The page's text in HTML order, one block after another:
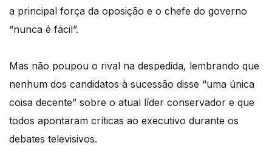
a principal força da oposição e o chefe do governo
“nunca é fácil”.
Mas não poupou o rival na despedida, lembrando que
nenhum dos candidatos à sucessão disse “uma única
coisa decente” sobre o atual líder conservador e que
todos apontaram críticas ao executivo durante os
debates televisivos.